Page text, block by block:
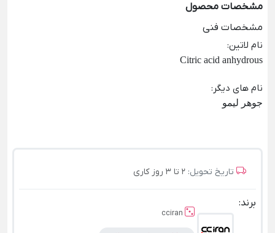
مشخصات محصول
مشخصات فنی
نام لاتین:
Citric acid anhydrous
نام های دیگر :
جوهر لیمو
تاریخ تحویل: 2 تا 3 روز کاری
برند:
cciran